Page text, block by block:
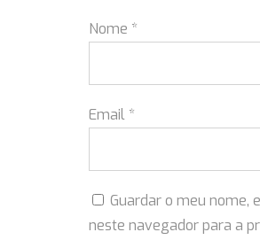
Nome *
Email *
Guardar o meu nome,
neste navegador para a